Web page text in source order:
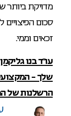
מדויקת ביותר
סכום הפיצויים
זכאים וממי.
עו”ד בנו
שלך –
הרשלנות של